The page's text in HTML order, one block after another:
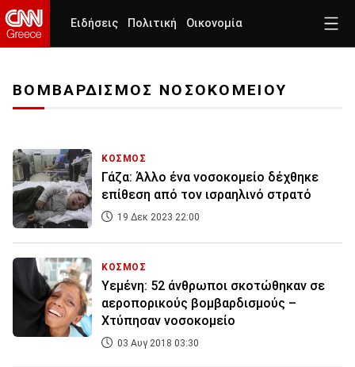
Ειδήσεις Πολιτική Οικονομία
ΒΟΜΒΑΡΔΙΣΜΟΣ ΝΟΣΟΚΟΜΕΙΟΥ
ΚΟΣΜΟΣ
Γάζα: Άλλο ένα νοσοκομείο δέχθηκε
επίθεση από τον ισραηλινό στρατό
19 Δεκ 2023 22:00
ΚΟΣΜΟΣ
Υεμένη: 52 άνθρωποι σκοτώθηκαν σε
αεροπορικούς βομβαρδισμούς –
Χτύπησαν νοσοκομείο
03 Αυγ 2018 03:30